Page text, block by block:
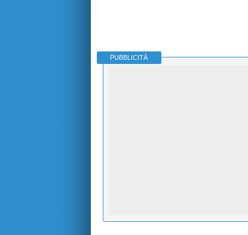
PUBBLICITÀ